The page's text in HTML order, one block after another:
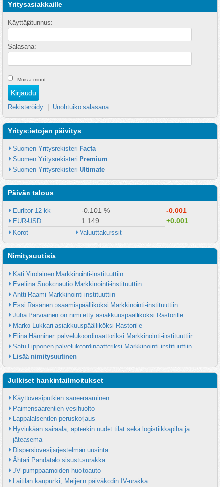
Yritysasiakkaille
Käyttäjätunnus:
Salasana:
Muista minut
Rekisteröidy Unohtuiko salasana
Yritystietojen päivitys
Suomen Yritysrekisteri Facta
Suomen Yritysrekisteri Premium
Suomen Yritysrekisteri Ultimate
Päivän talous
Euribor 12 kk -0.101 % -0.001
EUR-USD 1.149 +0.001
Korot Valuuttakurssit
Nimitysuutisia
Kati Virolainen Markkinointi-instituuttiin
Eveliina Suokonautio Markkinointi-instituuttiin
Antti Raami Markkinointi-instituuttiin
Essi Räsänen osaamispäälliköksi Markkinointi-instituuttiin
Juha Parviainen on nimitetty asiakkuuspäälliköksi Rastorille
Marko Lukkari asiakkuuspäälliköksi Rastorille
Elina Hänninen palvelukoordinaattoriksi Markkinointi-instituuttiin
Satu Lipponen palvelukoordinaattoriksi Markkinointi-instituuttiin
Lisää nimitysuutinen
Julkiset hankintailmoitukset
Käyttövesiputkien saneeraaminen
Paimensaarentien vesihuolto
Lappalaisentien peruskorjaus
Hyvinkään sairaala, apteekin uudet tilat sekä logistiikkapiha ja
jäteasema
Dispersiovesijärjestelmän uusinta
Ähtäri Pandatalo sisustusurakka
JV pumppaamoiden huoltoauto
Laitilan kaupunki, Meijerin päiväkodin IV-urakka